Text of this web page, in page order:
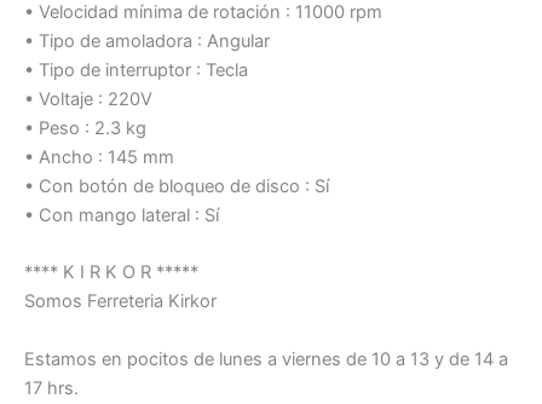
• Velocidad mínima de rotación : 11000 rpm
• Tipo de amoladora : Angular
• Tipo de interruptor : Tecla
• Voltaje : 220V
• Peso : 2.3 kg
• Ancho : 145 mm
• Con botón de bloqueo de disco : Sí
• Con mango lateral : Sí
**** K I R K O R *****
Somos Ferreteria Kirkor
Estamos en pocitos de lunes a viernes de 10 a 13 y de 14 a
17 hrs.